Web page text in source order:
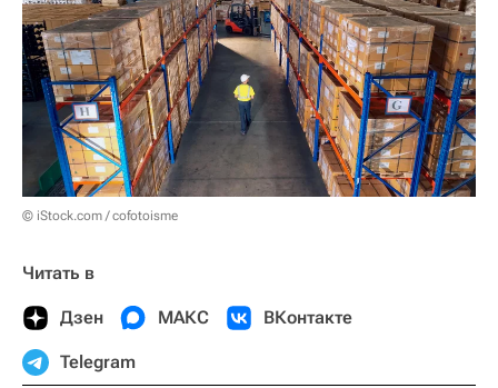
© iStock.com / cofotoisme
Читать в
Дзен МАКС ВКонтакте
Telegram